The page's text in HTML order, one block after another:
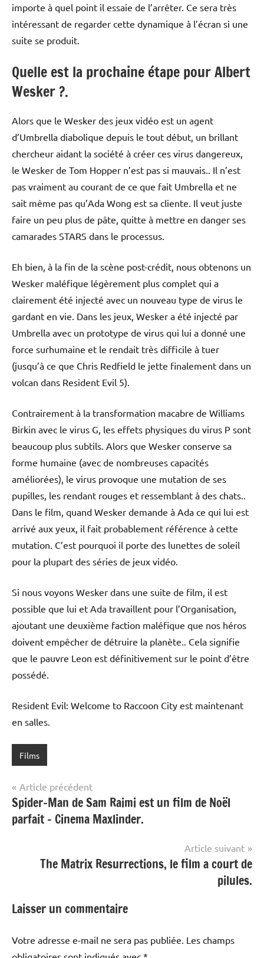
importe à quel point il essaie de l’arrêter. Ce sera très
intéressant de regarder cette dynamique à l’écran si une
suite se produit.
Quelle est la prochaine étape pour Albert
Wesker ?.
Alors que le Wesker des jeux vidéo est un agent
d’Umbrella diabolique depuis le tout début, un brillant
chercheur aidant la société à créer ces virus dangereux,
le Wesker de Tom Hopper n’est pas si mauvais.. Il n’est
pas vraiment au courant de ce que fait Umbrella et ne
sait même pas qu’Ada Wong est sa cliente. Il veut juste
faire un peu plus de pâte, quitte à mettre en danger ses
camarades STARS dans le processus.
Eh bien, à la fin de la scène post-crédit, nous obtenons un
Wesker maléfique légèrement plus complet qui a
clairement été injecté avec un nouveau type de virus le
gardant en vie. Dans les jeux, Wesker a été injecté par
Umbrella avec un prototype de virus qui lui a donné une
force surhumaine et le rendait très difficile à tuer
(jusqu’à ce que Chris Redfield le jette finalement dans un
volcan dans Resident Evil 5).
Contrairement à la transformation macabre de Williams
Birkin avec le virus G, les effets physiques du virus P sont
beaucoup plus subtils. Alors que Wesker conserve sa
forme humaine (avec de nombreuses capacités
améliorées), le virus provoque une mutation de ses
pupilles, les rendant rouges et ressemblant à des chats..
Dans le film, quand Wesker demande à Ada ce qui lui est
arrivé aux yeux, il fait probablement référence à cette
mutation. C’est pourquoi il porte des lunettes de soleil
pour la plupart des séries de jeux vidéo.
Si nous voyons Wesker dans une suite de film, il est
possible que lui et Ada travaillent pour l’Organisation,
ajoutant une deuxième faction maléfique que nos héros
doivent empêcher de détruire la planète.. Cela signifie
que le pauvre Leon est définitivement sur le point d’être
possédé.
Resident Evil: Welcome to Raccoon City est maintenant
en salles.
Films
Navigation
de
l’article
Article précédent
Spider-Man de Sam Raimi est un film de Noël
parfait – Cinema Maxlinder.
Article suivant
The Matrix Resurrections, le film a court de
pilules.
Laisser un commentaire
Votre adresse e-mail ne sera pas publiée. Les champs